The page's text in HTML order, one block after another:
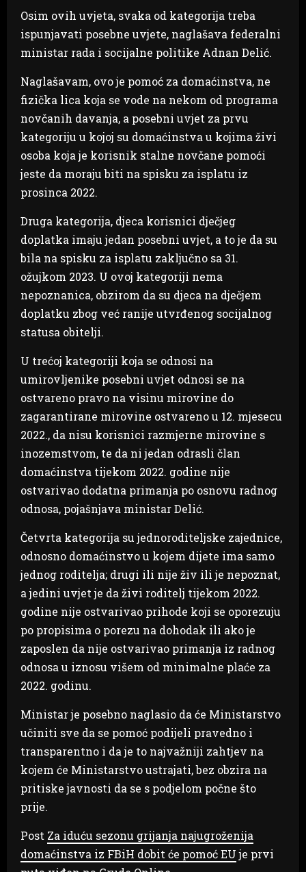
Osim ovih uvjeta, svaka od kategorija treba
ispunjavati posebne uvjete, naglašava federalni
ministar rada i socijalne politike Adnan Delić.
Naglašavam, ovo je pomoć za domaćinstva, ne
fizička lica koja se vode na nekom od programa
novčanih davanja, a posebni uvjet za prvu
kategoriju u kojoj su domaćinstva u kojima živi
osoba koja je korisnik stalne novčane pomoći
jeste da moraju biti na spisku za isplatu iz
prosinca 2022.
Druga kategorija, djeca korisnici dječjeg
doplatka imaju jedan posebni uvjet, a to je da su
bila na spisku za isplatu zaključno sa 31.
ožujkom 2023. U ovoj kategoriji nema
nepoznanica, obzirom da su djeca na dječjem
doplatku zbog već ranije utvrđenog socijalnog
statusa obitelji.
U trećoj kategoriji koja se odnosi na
umirovljenike posebni uvjet odnosi se na
ostvareno pravo na visinu mirovine do
zagarantirane mirovine ostvareno u 12. mjesecu
2022., da nisu korisnici razmjerne mirovine s
inozemstvom, te da ni jedan odrasli član
domaćinstva tijekom 2022. godine nije
ostvarivao dodatna primanja po osnovu radnog
odnosa, pojašnjava ministar Delić.
Četvrta kategorija su jednoroditeljske zajednice,
odnosno domaćinstvo u kojem dijete ima samo
jednog roditelja; drugi ili nije živ ili je nepoznat,
a jedini uvjet je da živi roditelj tijekom 2022.
godine nije ostvarivao prihode koji se oporezuju
po propisima o porezu na dohodak ili ako je
zaposlen da nije ostvarivao primanja iz radnog
odnosa u iznosu višem od minimalne plaće za
2022. godinu.
Ministar je posebno naglasio da će Ministarstvo
učiniti sve da se pomoć podijeli pravedno i
transparentno i da je to najvažniji zahtjev na
kojem će Ministarstvo ustrajati, bez obzira na
pritiske javnosti da se s podjelom počne što
prije.
Post Za iduću sezonu grijanja najugroženija
domaćinstva iz FBiH dobit će pomoć EUje prvi